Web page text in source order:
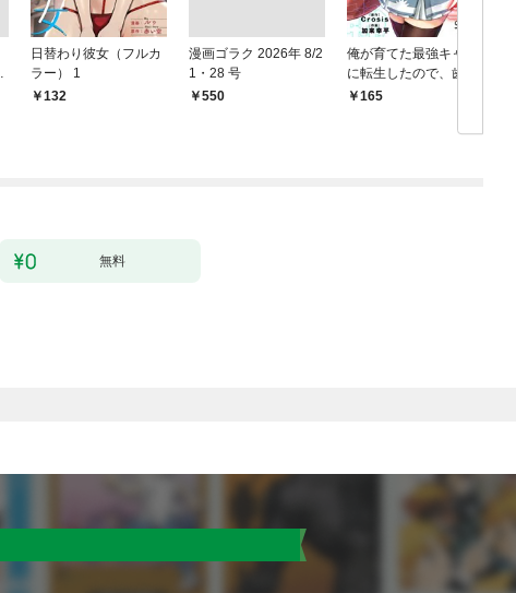
日替わり彼女（フルカ
ラー） 1
132
漫画ゴラク 2026年 8/2
1・28 号
￥550
俺が育てた最強キャラ
に転生したので、歯向
かうヤツはすべてぶん
165
無料